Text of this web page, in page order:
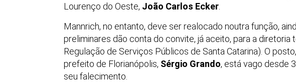
Lourenço do Oeste, João Carlos Ecker
Mannrich, no entanto, deve ser realocado noutra função,
preliminares dão conta do convite, já aceito, para a diretoria
Regulação de Serviços Públicos de Santa Catarina). O
prefeito de Florianópolis, Sérgio Grando, está vago desde
seu falecimento.